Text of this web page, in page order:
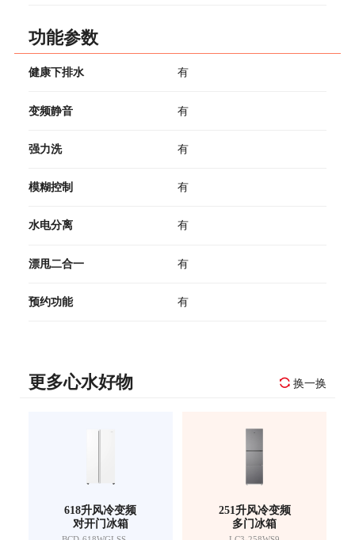
功能参数
健康下排水 有
变频静音 有
强力洗 有
模糊控制 有
水电分离 有
漂甩二合一 有
预约功能 有
更多心水好物 换一换
618升风冷变频
对开门冰箱
251升风冷变频
多门冰箱